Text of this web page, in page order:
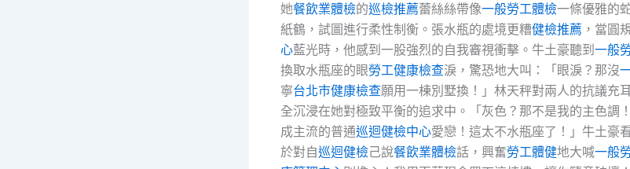
她餐飲業體檢的巡檢推薦蕾絲絲帶像一般勞工體檢一條優雅的
紙鶴，試圖進行柔性制衡。張水瓶的處境更糟健檢推薦 ，當圓
心藍光時，他感到一股強烈的自我審視衝擊。牛土豪聽到 一般
換取水瓶座的眼勞工健康檢查淚，驚恐地大叫：「眼淚？那沒
寧台北巿健康檢查願用一棟別墅換！」林天秤對兩人的抗議充
全沉浸在她對極致平衡的追求中。「灰色？那不是我的主色調
成主流的普通巡迴健檢中心愛戀！這太不水瓶座了！」牛土豪
於對自巡迴健檢己說餐飲業體檢話，興奮勞工體健地大喊一般